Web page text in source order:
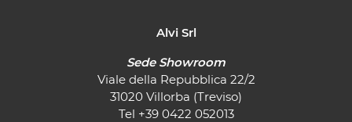
Alvi Srl
Sede Showroom
Viale della Repubblica 22/2
31020 Villorba (Treviso)
Tel +39 0422 052013